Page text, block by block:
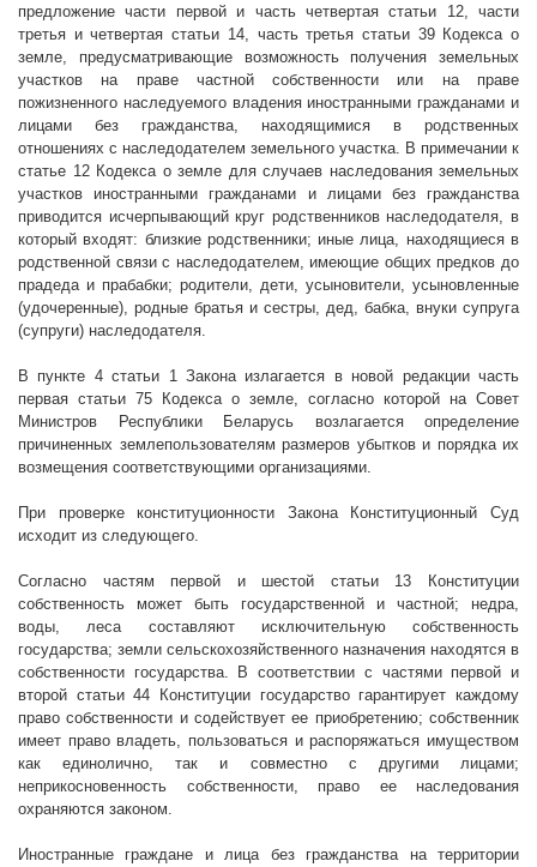
предложение части первой и часть четвертая статьи 12, части
третья и четвертая статьи 14, часть третья статьи 39 Кодекса о
земле, предусматривающие возможность получения земельных
участков на праве частной собственности или на праве
пожизненного наследуемого владения иностранными гражданами и
лицами без гражданства, находящимися в родственных
отношениях с наследодателем земельного участка. В примечании к
статье 12 Кодекса о земле для случаев наследования земельных
участков иностранными гражданами и лицами без гражданства
приводится исчерпывающий круг родственников наследодателя, в
который входят: близкие родственники; иные лица, находящиеся в
родственной связи с наследодателем, имеющие общих предков до
прадеда и прабабки; родители, дети, усыновители, усыновленные
(удочеренные), родные братья и сестры, дед, бабка, внуки супруга
(супруги) наследодателя.
В пункте 4 статьи 1 Закона излагается в новой редакции часть
первая статьи 75 Кодекса о земле, согласно которой на Совет
Министров Республики Беларусь возлагается определение
причиненных землепользователям размеров убытков и порядка их
возмещения соответствующими организациями.
При проверке конституционности Закона Конституционный Суд
исходит из следующего.
Согласно частям первой и шестой статьи 13 Конституции
собственность может быть государственной и частной; недра,
воды, леса составляют исключительную собственность
государства; земли сельскохозяйственного назначения находятся в
собственности государства. В соответствии с частями первой и
второй статьи 44 Конституции государство гарантирует каждому
право собственности и содействует ее приобретению; собственник
имеет право владеть, пользоваться и распоряжаться имуществом
как единолично, так и совместно с другими лицами;
неприкосновенность собственности, право ее наследования
охраняются законом.
Иностранные граждане и лица без гражданства на территории